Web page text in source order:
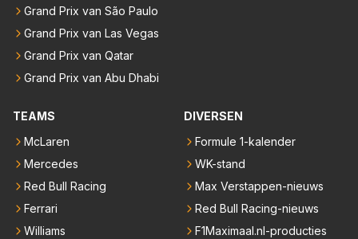
Grand Prix van São Paulo
Grand Prix van Las Vegas
Grand Prix van Qatar
Grand Prix van Abu Dhabi
TEAMS
McLaren
Mercedes
Red Bull Racing
Ferrari
Williams
DIVERSEN
Formule 1-kalender
WK-stand
Max Verstappen-nieuws
Red Bull Racing-nieuws
F1Maximaal.nl-producties